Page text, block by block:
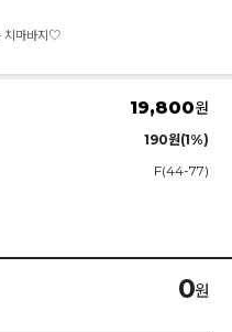
치마바지♡
19,800원
190원(1%)
F(44-77)
0원